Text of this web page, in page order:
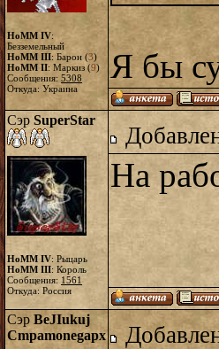
HoMM IV:
Безземельный
HoMM III: Барон (3)
HoMM II: Маркиз (9)
Сообщения: 5308
Откуда: Украина
Я бы
Сэр SuperStar
HoMM IV: Рыцарь
HoMM III: Король
Сообщения: 1561
Откуда: Россия
На
Сэр BeJIukuj
Cmpamonegapx